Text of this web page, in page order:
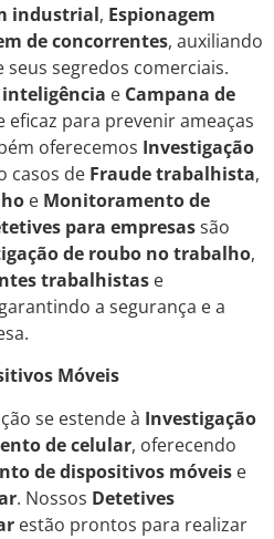
industrial, Espionagem
de concorrentes, auxiliando
segredos comerciais.
e Campana de
eficaz para prevenir ameaças
oferecemos Investigação
casos de Fraude trabalhista,
e Monitoramento de
para empresassão
de roubo no trabalho,
trabalhistas e
a segurança e a
Móveis
se estende à Investigação
de celular, oferecendo
de dispositivos móveis e
. Nossos Detetives
estão prontos para realizar